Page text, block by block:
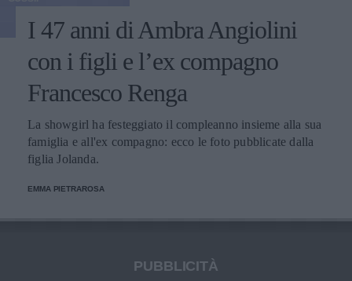
I 47 anni di Ambra Angiolini
con i figli e l’ex compagno
Francesco Renga
La showgirl ha festeggiato il compleanno insieme alla sua
famiglia e all'ex compagno: ecco le foto pubblicate dalla
figlia Jolanda.
EMMA PIETRAROSA
PUBBLICITÀ